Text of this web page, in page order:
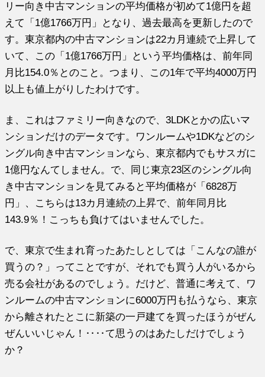
リー向き中古マンションの平均価格が初めて1億円を超
えて「1億1766万円」となり、過去最高を更新したので
す。東京都内の中古マンションは22カ月連続で上昇して
いて、この「1億1766万円」という平均価格は、前年同
月比154.0％とのこと。つまり、この1年で平均4000万円
以上も値上がりしたわけです。
ま、これはファミリー向きなので、3LDKとかの広いマ
ンションだけのデータです。ワンルームや1DKなどのシ
ングル向き中古マンションなら、東京都内でもサスガに
1億円なんてしません。で、同じ東京23区のシングル向
き中古マンションを見てみると平均価格が「6828万
円」、こちらは13カ月連続の上昇で、前年同月比
143.9％！こっちも負けてはいませんでした。
で、東京で生まれ育ったあたしとしては「こんなの誰が
買うの？」ってことですが、それでも買う人がいるから
売る会社があるのでしょう。だけど、普通に考えて、ワ
ンルームの中古マンションに6000万円も払うなら、東京
から離されたとこに新築の一戸建てを買ったほうがぜん
ぜんいいじゃん！‥‥て思うのはあたしだけでしょう
か？